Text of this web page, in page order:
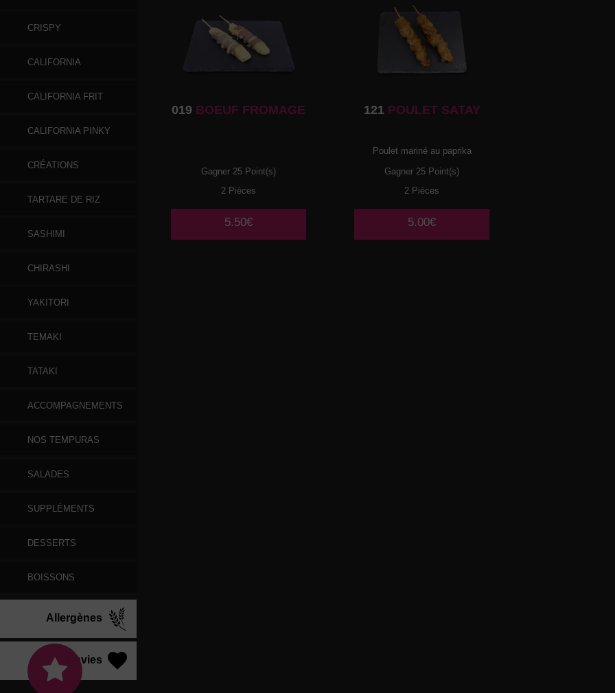
CRISPY
CALIFORNIA
CALIFORNIA FRIT
CALIFORNIA PINKY
CRÉATIONS
TARTARE DE RIZ
SASHIMI
CHIRASHI
YAKITORI
TEMAKI
TATAKI
ACCOMPAGNEMENTS
NOS TEMPURAS
SALADES
SUPPLÉMENTS
DESSERTS
BOISSONS
Allergènes
Vos Envies
019 BOEUF FROMAGE
Gagner 25 Point(s)
2 Pièces
5.50€
121POULET SATAY
Poulet mariné au paprika
Gagner 25 Point(s)
2 Pièces
5.00€